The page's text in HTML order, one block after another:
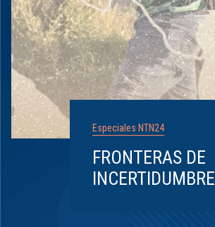
Especiales NTN24
FRONTERAS DE
INCERTIDUMBRE